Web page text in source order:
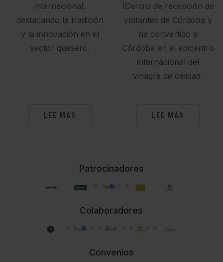
internacional,
destacando la tradición
y la innovación en el
sector quesero.
LEE MÁS
(Centro de recepción de
visitantes de Córdoba y
ha convertido a
Córdoba en el epicentro
internacional del
vinagre de calidad.
LEE MÁS
Patrocinadores
Colaboradores
Convenios